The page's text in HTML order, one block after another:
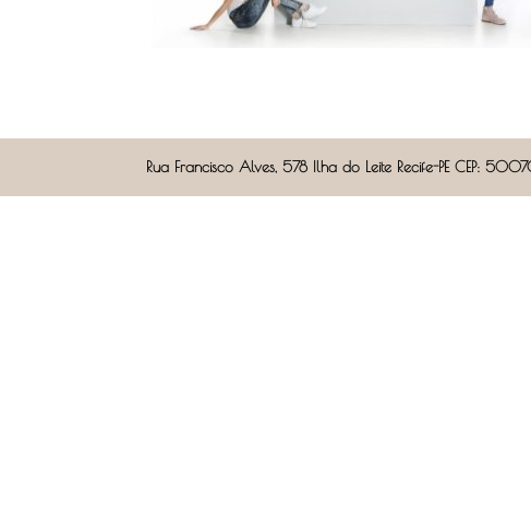
Rua Francisco Alves, 578 Ilha do Leite Recife-PE CEP: